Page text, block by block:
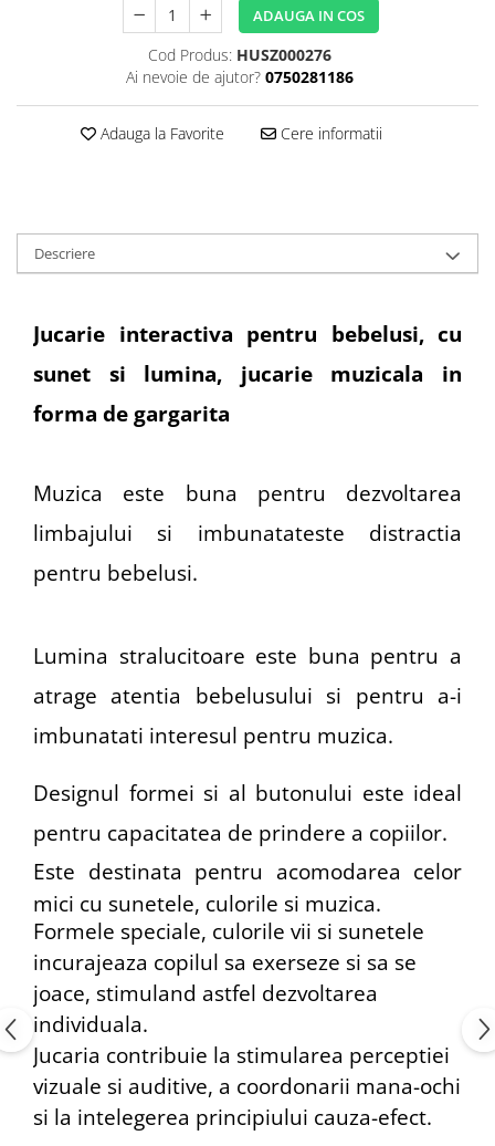
ADAUGA IN COS
Cod Produs: HUSZ000276
Ai nevoie de ajutor? 0750281186
Adauga la Favorite Cere informatii
Descriere
Jucarie interactiva pentru bebelusi, cu
sunet si lumina, jucarie muzicala in
forma de gargarita
Muzica este buna pentru dezvoltarea
limbajului si imbunatateste distractia
pentru bebelusi.
Lumina stralucitoare este buna pentru a
atrage atentia bebelusului si pentru a-i
imbunatati interesul pentru muzica.
Designul formei si al butonului este ideal
pentru capacitatea de prindere a copiilor.
Este destinata pentru acomodarea celor
mici cu sunetele, culorile si muzica.
Formele speciale, culorile vii si sunetele
incurajeaza copilul sa exerseze si sa se
joace, stimuland astfel dezvoltarea
individuala.
Jucaria contribuie la stimularea perceptiei
vizuale si auditive, a coordonarii mana-ochi
si la intelegerea principiului cauza-efect.